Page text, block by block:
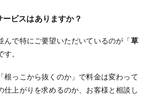
ビスはありますか？
んで特にご要望いただいているのが「草
す。
根っこから抜くのか」で料金は変わって
仕上がりを求めるのか、お客様と相談し